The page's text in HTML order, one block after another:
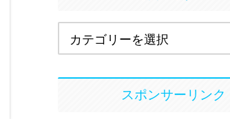
スポンサーリンク